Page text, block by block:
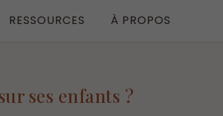
RESSOURCES À PROPOS
ses enfants ?